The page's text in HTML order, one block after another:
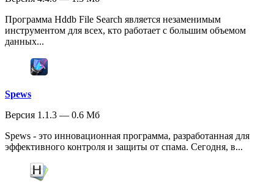
Программа Hddb File Search является незаменимым
инструментом для всех, кто работает с большим объемом
данных...
Spews
Версия 1.1.3 — 0.6 Мб
Spews - это инновационная программа, разработанная для
эффективного контроля и защиты от спама. Сегодня, в...